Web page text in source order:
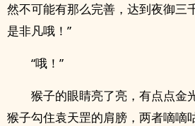
然不可能有那么完善，达到夜御三
是非凡哦！”
“哦！”
猴子的眼睛亮了亮，有点点金
猴子勾住袁天罡的肩膀，两者嘀嘀